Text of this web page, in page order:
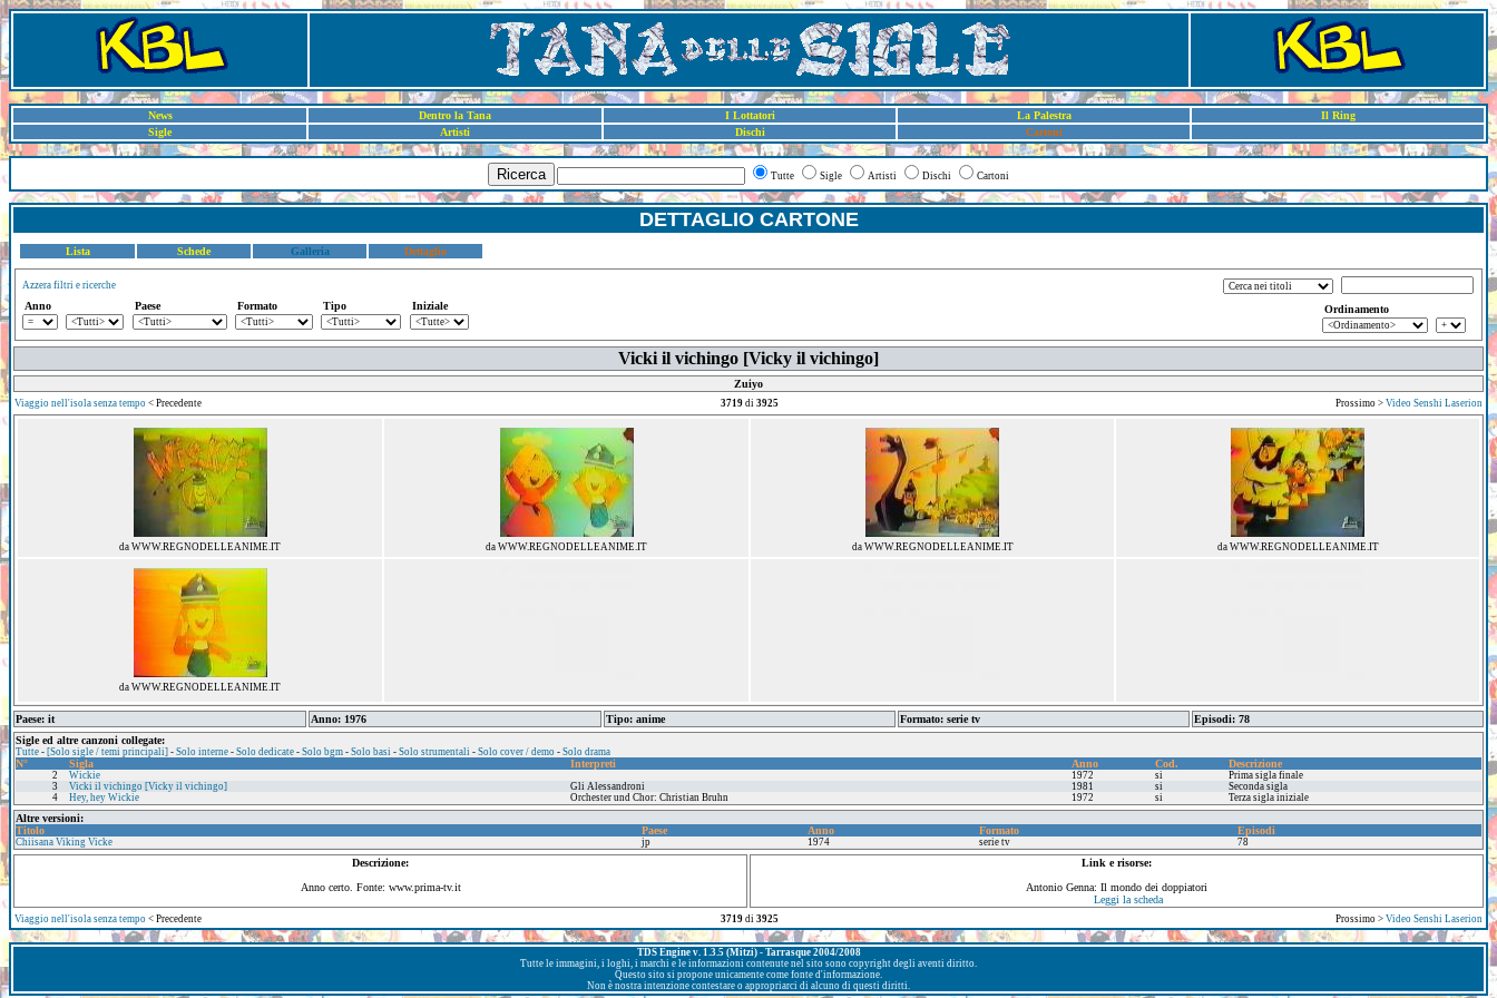
News Dentro la Tana I Lottatori La Palestra
Il Ring
Sigle
Artisti Dischi Cartoni
Ricerca Tutte Sigle Artisti Dischi Cartoni
DETTAGLIO CARTONE
Lista Schede Galleria Dettaglio
Azzera filtri e ricerche
Anno Paese Formato Tipo Iniziale Ordinamento
Vicki il vichingo [Vicky il vichingo]
Zuiyo
Viaggio nell'isola senza tempo < Precedente 3719di 3925 Prossimo > Video Senshi Laserion
da WWW.REGNODELLEANIME.IT da WWW.REGNODELLEANIME.IT da WWW.REGNODELLEANIME.IT da WWW.REGNODELLEANIME.IT
da WWW.REGNODELLEANIME.IT
Paese: it Anno: 1976 Tipo: anime Formato: serie tv
Episodi: 78
Sigle ed altre canzoni collegate:
Tutte - [Solo sigle / temi principali] - Solo interne - Solo dedicate - Solo bgm - Solo basi - Solo strumentali - Solo cover / demo - Solo drama
N° Sigla Interpreti Anno Cod. Descrizione
2 Wickie 1972 si
Prima sigla finale
3
Vicki il vichingo [Vicky il vichingo] Gli Alessandroni 1981 si
Seconda sigla
4
Hey, hey Wickie Orchester und Chor: Christian Bruhn 1972 si Terza sigla iniziale
Altre versioni:
Titolo
Paese Anno Formato Episodi
Chiisana Viking Vicke jp 1974 serie tv 78
Descrizione:
Anno certo. Fonte: www.prima-tv.it
Link e risorse:
Antonio Genna: Il mondo dei doppiatori
Leggi la scheda
Viaggio nell'isola senza tempo < Precedente 3719di 3925 Prossimo > Video Senshi Laserion
TDS Engine v. 1.3.5 (Mitzi) - Tarrasque 2004/2008
Tutte le immagini, i loghi, i marchi e le informazioni contenute nel sito sono copyright degli aventi diritto.
Questo sito si propone unicamente come fonte d'informazione.
Non è nostra intenzione contestare o appropriarci di alcuno di questi diritti.